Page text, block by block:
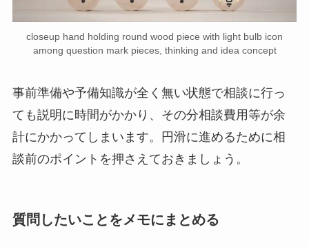
closeup hand holding round wood piece with light bulb icon
among question mark pieces, thinking and idea concept
事前準備や予備知識が全く無い状態で相談に行っ
ても説明に時間がかかり、その分相談費用等が余
計にかかってしまいます。円滑に進めるために相
談前のポイントを押さえておきましょう。
質問したいことをメモにまとめる